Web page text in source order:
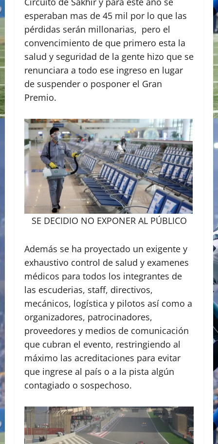
esperaban mas de 45 mil por lo que las
pérdidas serán millonarias, pero el
convencimiento de que primero esta la
salud y seguridad de la gente hizo que se
renunciara a todo ese ingreso en lugar
de suspender o posponer el Gran
Premio.
SE DECIDIO NO EXPONER AL PÚBLICO
Además se ha proyectado un exigente y
exhaustivo control de salud y examenes
médicos para todos los integrantes de
las escuderias, staff, directivos,
mecánicos, logística y pilotos así como a
organizadores, patrocinadores,
proveedores y medios de comunicación
que cubran el evento, restringiendo al
máximo las acreditaciones para evitar
que ingrese al país o a la pista algún
contagiado o sospechoso.